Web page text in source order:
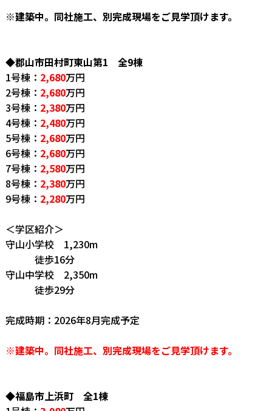
※建築中。同社施工、別完成現場をご見学頂けます。
◆郡山市田村町東山第1 全9棟
1号棟： 2,680万円
2号棟： 2,680万円
3号棟： 2,380万円
4号棟： 2,480万円
5号棟： 2,680万円
6号棟： 2,680万円
7号棟： 2,580万円
8号棟： 2,380万円
9号棟： 2,280万円
＜学区紹介＞
守山小学校 1,230m
徒歩16分
守山中学校 2,350m
徒歩29分
完成時期：2026年8月完成予定
※建築中。同社施工、別完成現場をご見学頂けます。
◆福島市上浜町 全1棟